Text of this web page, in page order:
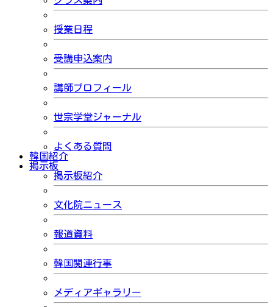
授業日程
受講申込案内
講師プロフィール
世宗学堂ジャーナル
よくある質問
韓国紹介
掲示板
掲示板紹介
文化院ニュース
報道資料
韓国関連行事
メディアギャラリー